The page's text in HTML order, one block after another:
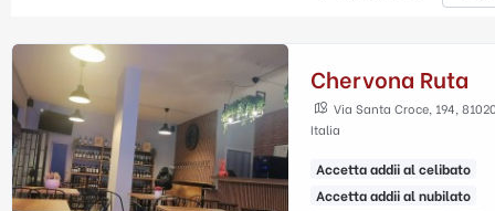
Chervona Ruta
Via Santa Croce, 194,
Italia
Accetta addii al celibato
Accetta addii al nubilato